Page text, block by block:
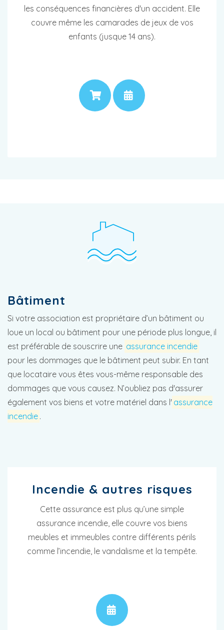
les conséquences financières d'un accident. Elle
couvre même les camarades de jeux de vos
enfants (jusque 14 ans).
PRIX
Bâtiment
Si votre association est propriétaire d’un bâtiment ou
loue un local ou bâtiment pour une période plus longue, il
est préférable de souscrire une assurance incendie
pour les dommages que le bâtiment peut subir. En tant
que locataire vous êtes vous-même responsable des
dommages que vous causez. N’oubliez pas d'assurer
également vos biens et votre matériel dans l' assurance
incendie .
Incendie & autres risques
Cette assurance est plus qu’une simple
assurance incendie, elle couvre vos biens
meubles et immeubles contre différents périls
comme l’incendie, le vandalisme et la tempête.